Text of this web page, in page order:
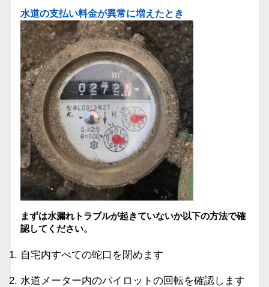
水道の支払い料金が異常に増えたとき
まずは水漏れトラブルが起きていないか以下の方法で確
認してください。
自宅内すべての蛇口を閉めます
水道メーター内のパイロットの回転を確認します